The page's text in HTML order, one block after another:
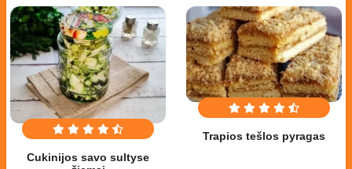
Cukinijos savo sultyse
Trapios tešlos pyragas